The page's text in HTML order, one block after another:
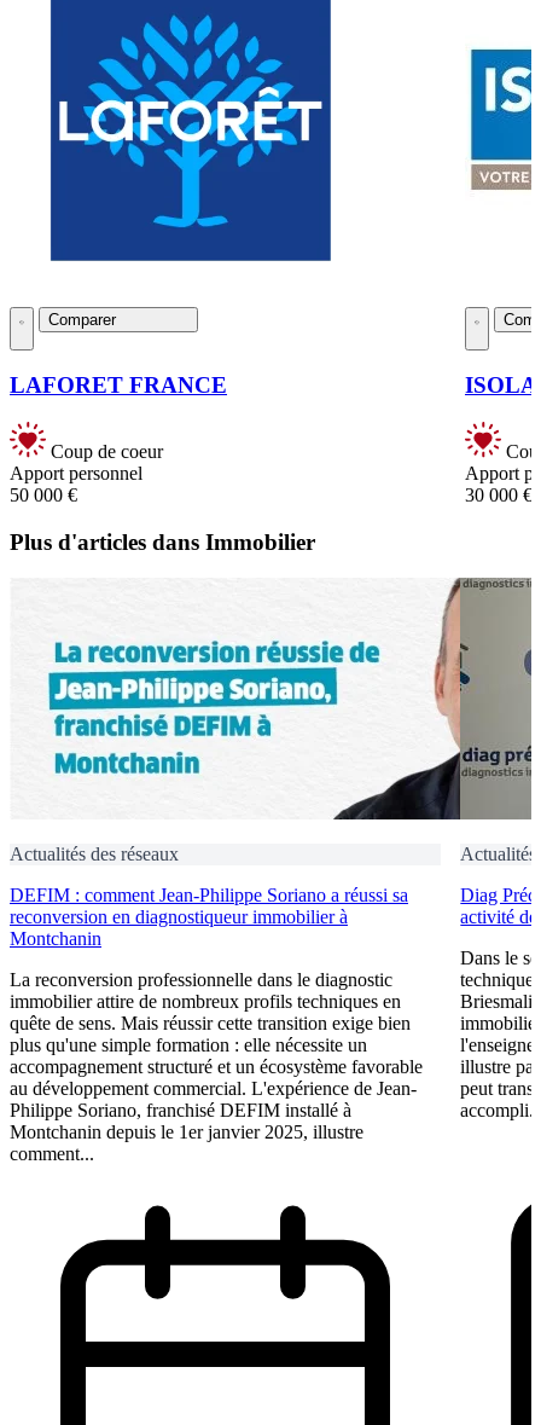
Comparer
LAFORET FRANCE
Coup de coeur
Apport personnel
50 000 €
Apport
30 000 €
Plus d'articles dans Immobilier
Actualités des réseaux
DEFIM : comment Jean-Philippe Soriano a réussi sa
reconversion en diagnostiqueur immobilier à
Montchanin
La reconversion professionnelle dans le diagnostic
immobilier attire de nombreux profils techniques en
quête de sens. Mais réussir cette transition exige bien
plus qu'une simple formation : elle nécessite un
accompagnement structuré et un écosystème favorable
au développement commercial. L'expérience de Jean-
Philippe Soriano, franchisé DEFIM installé à
Montchanin depuis le 1er janvier 2025, illustre
comment...
Actualités
Diag
activité
Dans le
technique
illustre
peut
accompli.